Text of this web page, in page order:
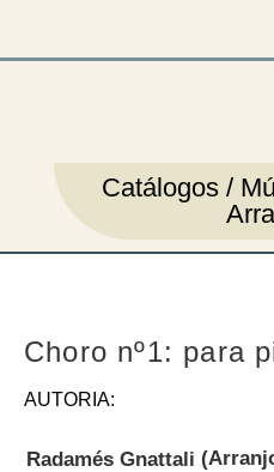
Catálogos /
Choro nº1: para
AUTORIA:
Radamés Gnattali